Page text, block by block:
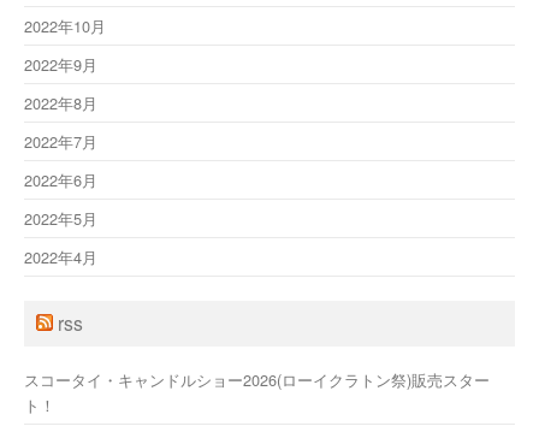
2022年10月
2022年9月
2022年8月
2022年7月
2022年6月
2022年5月
2022年4月
rss
スコータイ・キャンドルショー2026(ローイクラトン祭)販売スター
ト！